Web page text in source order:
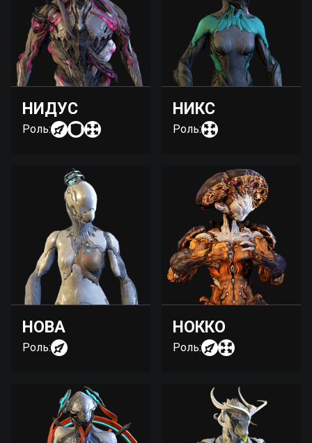
НИДУС
Роль:
НИКС
Роль:
НОВА
Роль:
НОККО
Роль: